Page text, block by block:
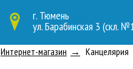
г. Тюмень
ул. Барабинская 3 (скл.
Интернет-магазин
Канцелярия